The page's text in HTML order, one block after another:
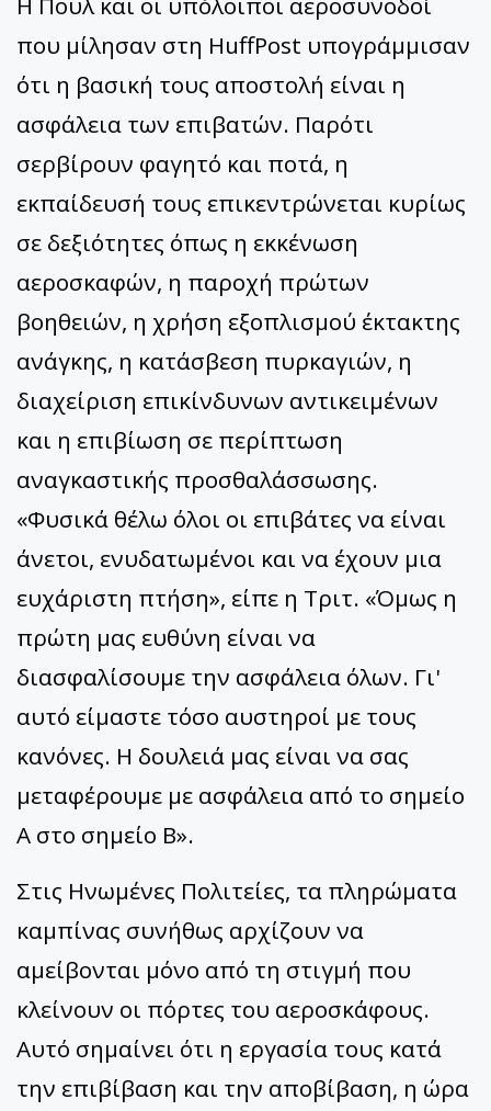
που μίλησαν στη HuffPost υπογράμμισαν
ότι η βασική τους αποστολή είναι η
ασφάλεια των επιβατών. Παρότι
σερβίρουν φαγητό και ποτά, η
εκπαίδευσή τους επικεντρώνεται κυρίως
σε δεξιότητες όπως η εκκένωση
αεροσκαφών, η παροχή πρώτων
βοηθειών, η χρήση εξοπλισμού έκτακτης
ανάγκης, η κατάσβεση πυρκαγιών, η
διαχείριση επικίνδυνων αντικειμένων
και η επιβίωση σε περίπτωση
αναγκαστικής προσθαλάσσωσης.
«Φυσικά θέλω όλοι οι επιβάτες να είναι
άνετοι, ενυδατωμένοι και να έχουν μια
ευχάριστη πτήση», είπε η Τριτ. «Όμως η
πρώτη μας ευθύνη είναι να
διασφαλίσουμε την ασφάλεια όλων. Γι'
αυτό είμαστε τόσο αυστηροί με τους
κανόνες. Η δουλειά μας είναι να σας
μεταφέρουμε με ασφάλεια από το σημείο
Α στο σημείο Β».
Στις Ηνωμένες Πολιτείες, τα πληρώματα
καμπίνας συνήθως αρχίζουν να
αμείβονται μόνο από τη στιγμή που
κλείνουν οι πόρτες του αεροσκάφους.
Αυτό σημαίνει ότι η εργασία τους κατά
την επιβίβαση και την αποβίβαση, η ώρα